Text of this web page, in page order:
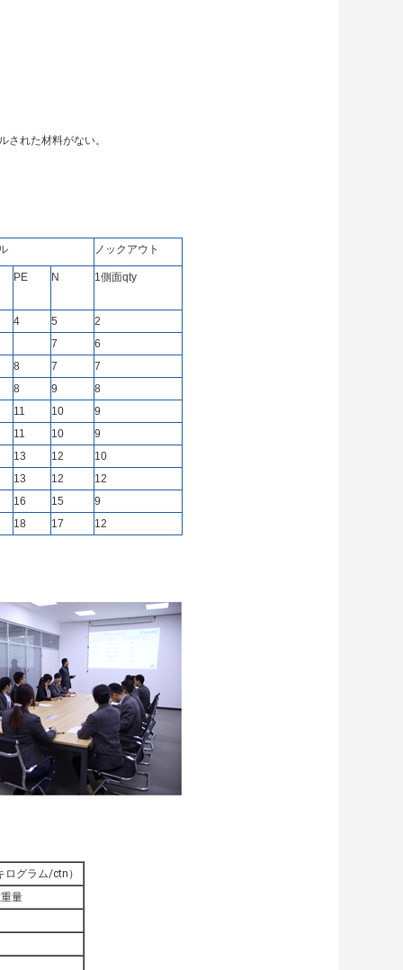
れた材料がない。
ノックアウト
PE N 1側面qty
4 5
2
7
6
8
7
7
8
9
8
11
10
9
11
10
9
13
12
10
13
12
12
16
15
9
18
17 12
グラム/ctn）
量